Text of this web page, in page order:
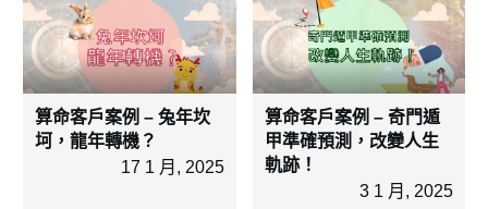
算命客戶案例 – 兔年坎
坷，龍年轉機？
17 1 月, 2025
算命客戶案例 – 奇門遁
甲準確預測，改變人生
軌跡！
3 1 月, 2025